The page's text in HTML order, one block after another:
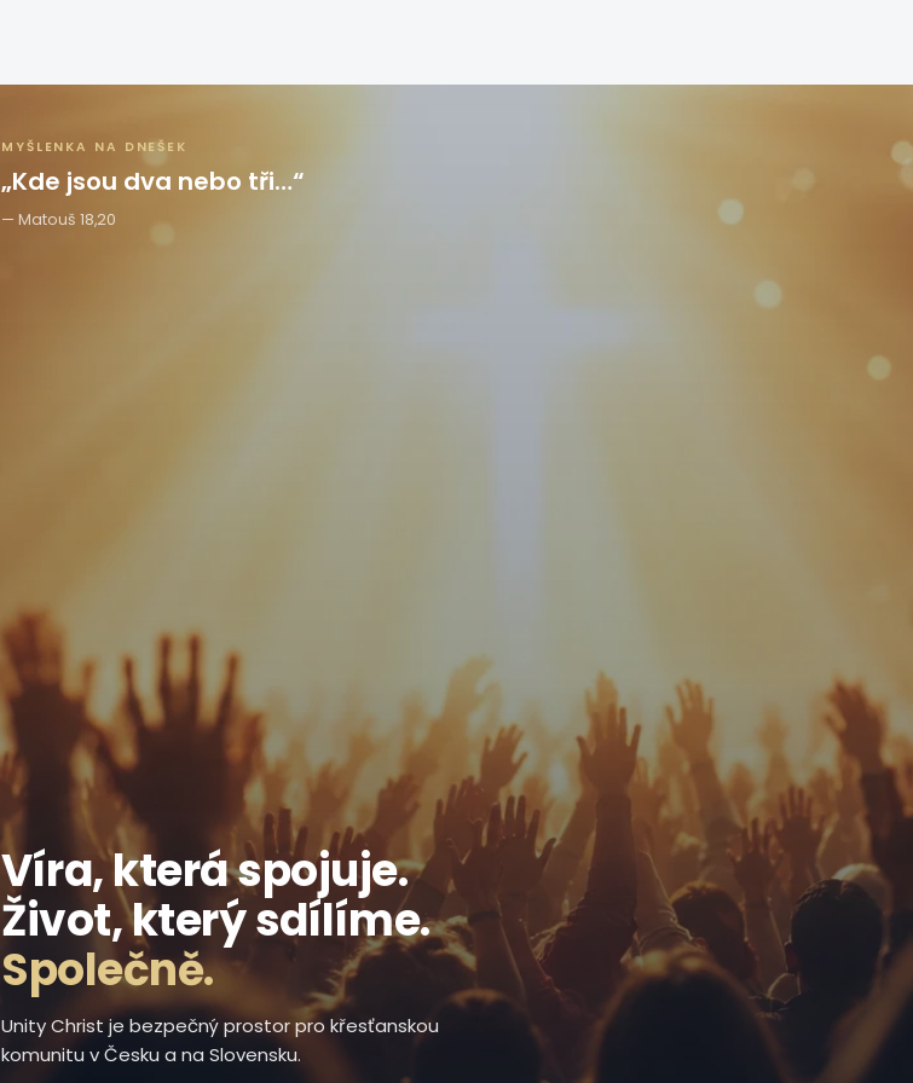
Víra, která spojuje.
Život, který sdílíme.
Společně.
Unity Christ je bezpečný prostor pro křesťanskou
komunitu v Česku a na Slovensku.
MYŠLENKA NA DNEŠEK
„Kde jsou dva nebo tři…“
Matouš 18,20